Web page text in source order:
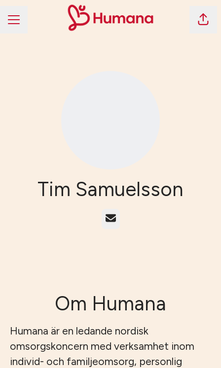
KARRIÄRMENY Dela
Tim Samuelsson
E-post
Om Humana
Humana är en ledande nordisk
omsorgskoncern med verksamhet inom
individ- och familjeomsorg, personlig